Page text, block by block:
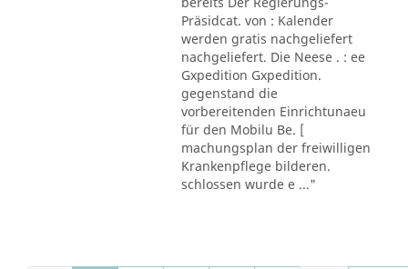
Präsidcat. von : Kalender
werden gratis nachgeliefert
nachgeliefert. Die Neese . : ee
Gxpedition Gxpedition.
gegenstand die
vorbereitenden Einrichtunaeu
für den Mobilu Be. [
machungsplan der freiwilligen
Krankenpflege bilderen.
schlossen wurde e ..."